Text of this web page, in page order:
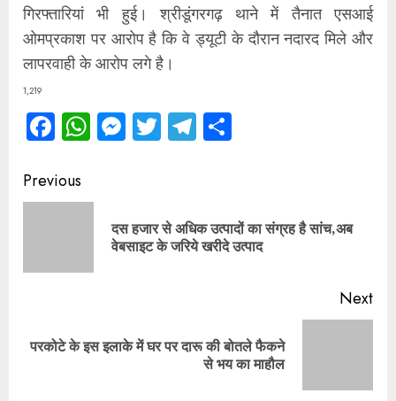
गिरफ्तारियां भी हुई। श्रीडूंगरगढ़ थाने में तैनात एसआई
ओमप्रकाश पर आरोप है कि वे ड्यूटी के दौरान नदारद मिले और
लापरवाही के आरोप लगे है।
1,219
Facebook
WhatsApp
Messenger
TwitterTelegram
Continue
Reading
Previous
दस हजार से अधिक उत्पादों का संग्रह है सांच,अब
वेबसाइट के जरिये खरीदे उत्पाद
Next
Next
परकोटे के इस इलाके में घर पर दारू की बोतले फैकने
से भय का माहौल